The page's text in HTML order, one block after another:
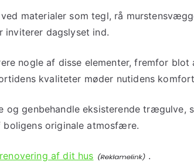
ved materialer som tegl, rå
inviterer dagslyset ind.
nogle af disse elementer, fremfor blot
kvaliteter møder nutidens
og genbehandle eksisterende trægulve,
originale atmosfære.
af dit hus .